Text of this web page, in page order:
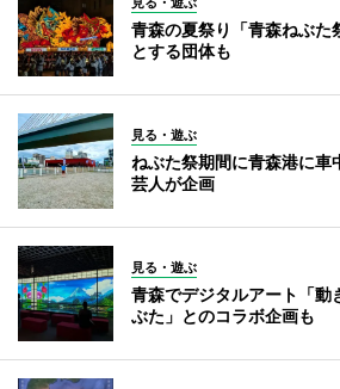
青森の夏祭り「青森ねぶ
とする団体も
見る・遊ぶ
ねぶた祭期間に青森港に車
芸人が企画
見る・遊ぶ
青森でデジタルアート「動
ぶた」とのコラボ企画も